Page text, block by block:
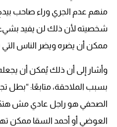
منهم عدم الجري وراء صاحب
شخصيته لأن ذلك لن يفيد
ممكن أن يضره ويضر الناس
وأشار إلى أن ذلك يُمكن أن
بسبب الملاحقة، متابعًا: “بطل
الصحفي هو راجل عادي مش
العوضي أو أحمد السقا ممكن